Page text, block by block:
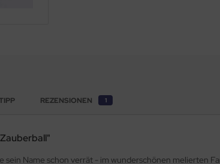
REZENSIONEN 1
sein Name schon verrät - im wunderschönen melierten